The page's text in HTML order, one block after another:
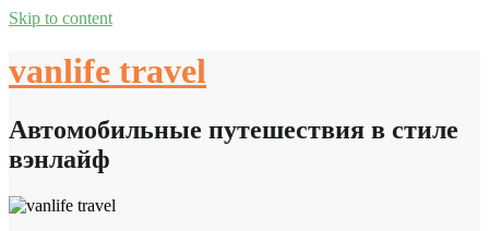
Skip to content
vanlife travel
Автомобильные путешествия в стиле
вэнлайф